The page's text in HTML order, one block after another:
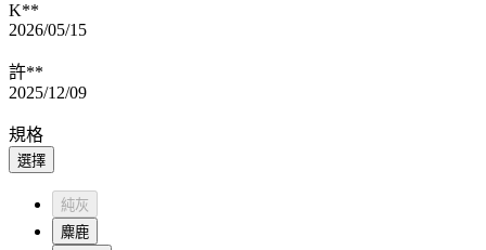
K**
2026/05/15
許**
2025/12/09
規格
選擇
純灰
麋鹿